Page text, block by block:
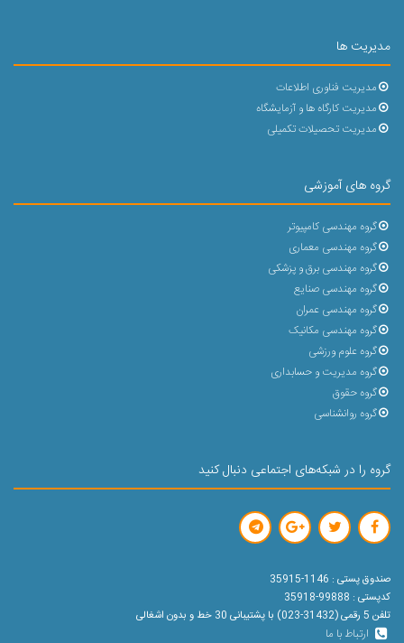
مدیریت ها
مدیریت فناوری اطلاعات
مدیریت کارگاه ها و آزمایشگاه
مدیریت تحصیلات تکمیلی
گروه های آموزشی
گروه مهندسی کامپیوتر
گروه مهندسی معماری
گروه مهندسی برق و پزشکی
گروه مهندسی صنایع
گروه مهندسی عمران
گروه مهندسی مکانیک
گروه علوم ورزشی
گروه مدیریت و حسابداری
گروه حقوق
گروه روانشناسی
گروه را در شبکه‌های اجتماعی دنبال کنید
صندوق پستی : 1146-35915
کدپستی : 99888-35918
تلفن 5 رقمی (31432-023) با پشتیبانی 30 خط و بدون اشغالی
ارتباط با ما